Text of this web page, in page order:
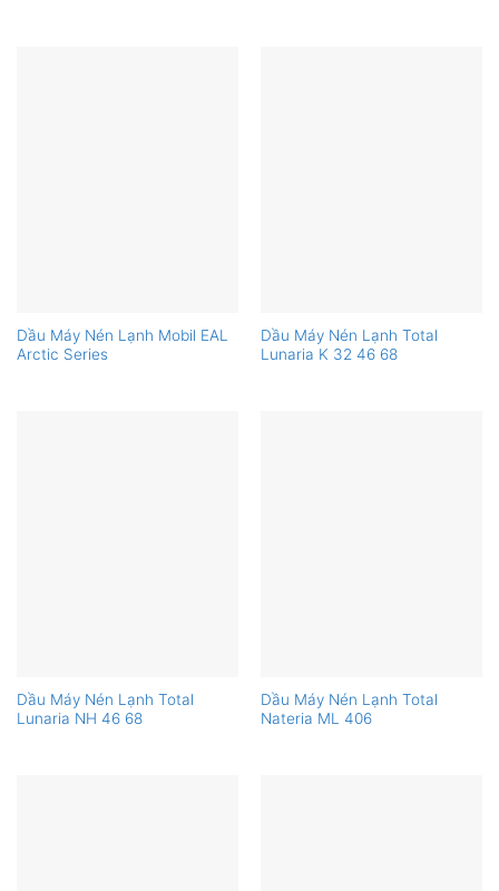
Dầu Máy Nén Lạnh Mobil EAL
Arctic Series
Dầu Máy Nén Lạnh Total
Lunaria K 32 46 68
Dầu Máy Nén Lạnh Total
Lunaria NH 46 68
Dầu Máy Nén Lạnh Total
Nateria ML 406